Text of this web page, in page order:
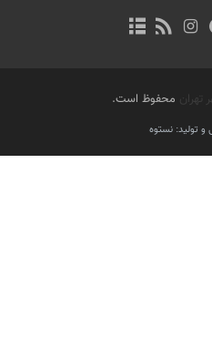
تهران محفوظ است.
و تولید: نستوه